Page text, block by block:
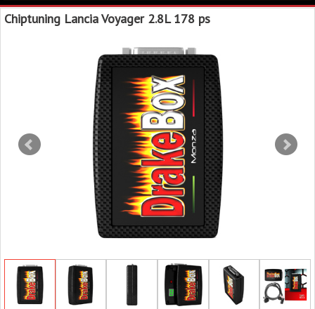
Chiptuning Lancia Voyager 2.8L 178 ps